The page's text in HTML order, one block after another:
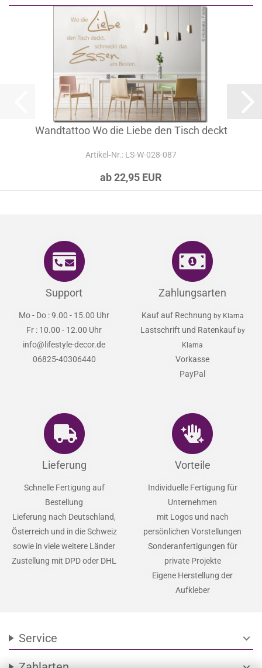
Wandtattoo Wo die Liebe den Tisch deckt
Artikel‑Nr.: LS-W-028-087
ab 22,95 EUR
Support
Mo - Do : 9.00 - 15.00 Uhr
Fr : 10.00 - 12.00 Uhr
info@lifestyle-decor.de
06825-40306440
Zahlungsarten
Kauf auf Rechnung by Klarna
Lastschrift und Ratenkauf by
Klarna
Vorkasse
PayPal
Lieferung
Schnelle Fertigung auf
Bestellung
Lieferung nach Deutschland,
Österreich und in die Schweiz
sowie in viele weitere Länder
Zustellung mit DPD oder DHL
Vorteile
Individuelle Fertigung für
Unternehmen
mit Logos und nach
persönlichen Vorstellungen
Sonderanfertigungen für
private Projekte
Eigene Herstellung der
Aufkleber
Service expand_more